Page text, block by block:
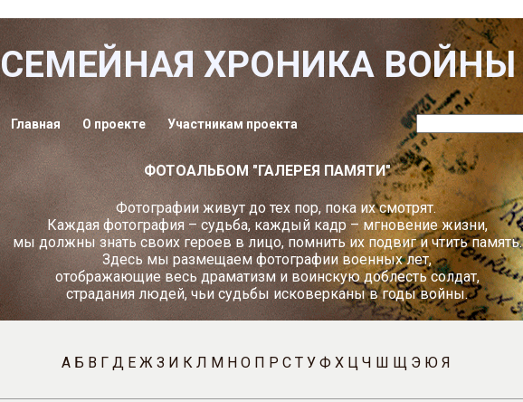
СЕМЕЙНАЯ ХРОНИКА ВОЙНЫ
Главная О проекте Участникам проекта
ФОТОАЛЬБОМ "ГАЛЕРЕЯ ПАМЯТИ"
Фотографии живут до тех пор, пока их смотрят.
Каждая фотография – судьба, каждый кадр – мгновение жизни,
мы должны знать своих героев в лицо, помнить их подвиг и чтить память.
Здесь мы размещаем фотографии военных лет,
отображающие весь драматизм и воинскую доблесть солдат,
страдания людей, чьи судьбы исковерканы в годы войны.
А Б В Г Д Е Ж З И К Л М Н О П Р С Т У Ф Х Ц Ч Ш Щ Э Ю Я